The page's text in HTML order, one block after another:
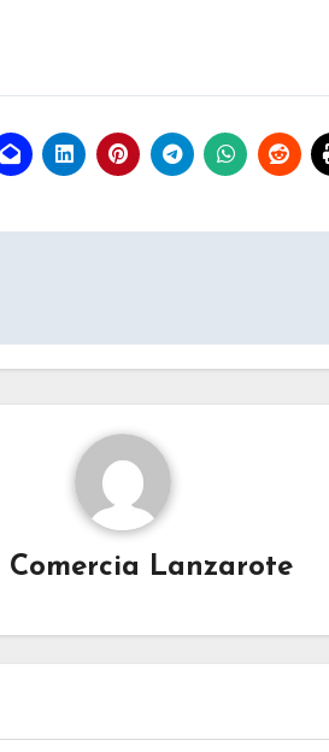
Comercia Lanzarote